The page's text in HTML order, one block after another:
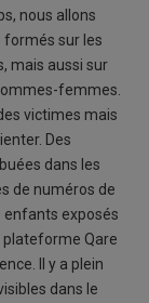
nous allons
formés sur les
mais aussi sur
femmes.
victimes mais
Des
dans les
de numéros de
enfants exposés
plateforme Qare
Il y a plein
dans le